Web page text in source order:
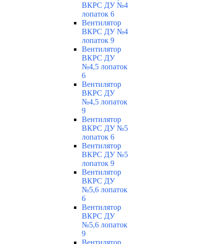
ВКРС ДУ №4
лопаток 6
Вентилятор
ВКРС ДУ №4
лопаток 9
Вентилятор
ВКРС ДУ
№4,5 лопаток
6
Вентилятор
ВКРС ДУ
№4,5 лопаток
9
Вентилятор
ВКРС ДУ №5
лопаток 6
Вентилятор
ВКРС ДУ №5
лопаток 9
Вентилятор
ВКРС ДУ
№5,6 лопаток
6
Вентилятор
ВКРС ДУ
№5,6 лопаток
9